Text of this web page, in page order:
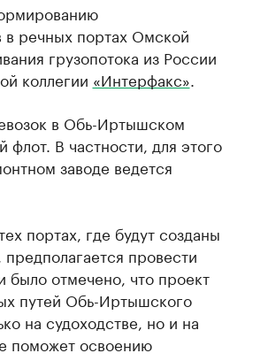
в речных портах Омской
грузопотока из России
коллегии «Интерфакс»
в Обь-Иртышском
В частности, для этого
заводе ведется
портах, где будут созданы
провести
отмечено, что проект
путей Обь-Иртышского
на судоходстве, но и на
поможет освоению